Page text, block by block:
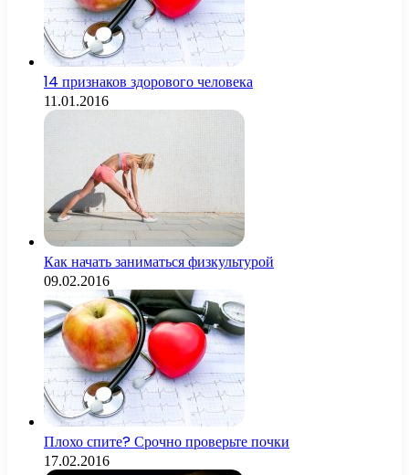
14 признаков здорового человека
11.01.2016
Как начать заниматься физкультурой
09.02.2016
Плохо спите? Срочно проверьте почки
17.02.2016